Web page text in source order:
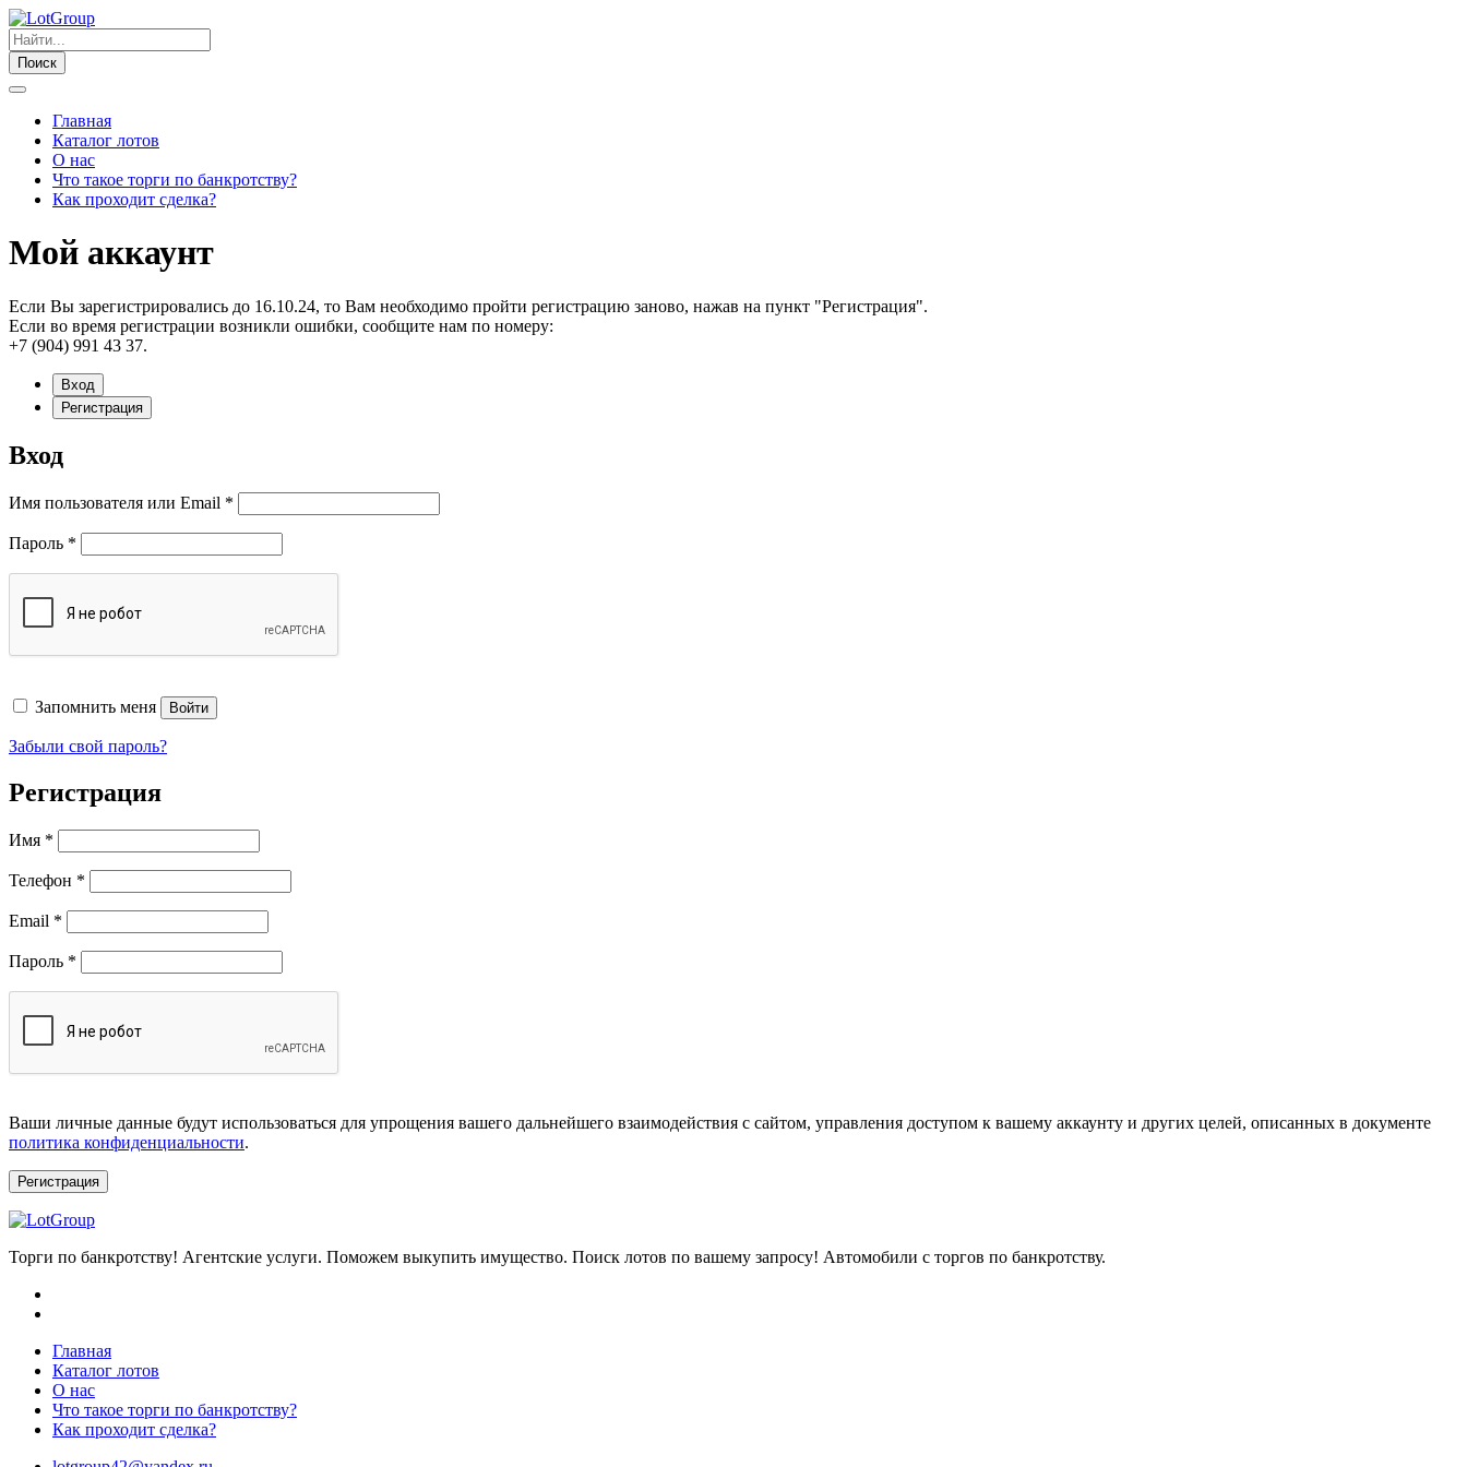
Поиск
Главная
Каталог лотов
О нас
Что такое торги по банкротству?
Как проходит сделка?
Мой аккаунт
Если Вы зарегистрировались до 16.10.24, то Вам необходимо пройти регистрацию заново, нажав на пункт "Регистрация".
Если во время регистрации возникли ошибки, сообщите нам по номеру:
+7 (904) 991 43 37.
Вход
Регистрация
Вход
Имя пользователя или Email *
Пароль *
Запомнить меня Войти
Забыли свой пароль?
Регистрация
Имя *
Телефон *
Email *
Пароль *
Ваши личные данные будут использоваться для упрощения вашего дальнейшего взаимодействия с сайтом, управления доступом к вашему аккаунту и других целей, описанных в документе
политика конфиденциальности.
Регистрация
Торги по банкротству! Агентские услуги. Поможем выкупить имущество. Поиск лотов по вашему запросу! Автомобили с торгов по банкротству.
Главная
Каталог лотов
О нас
Что такое торги по банкротству?
Как проходит сделка?